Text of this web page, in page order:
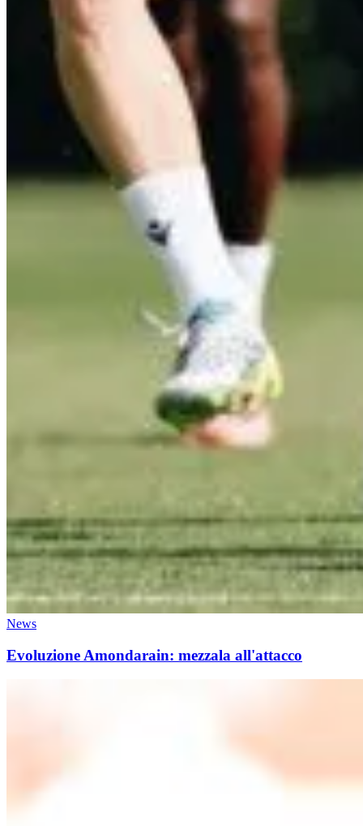
News
Evoluzione Amondarain: mezzala all'attacco